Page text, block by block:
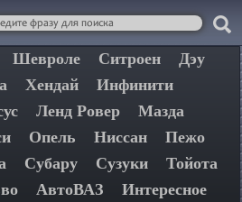
Шевроле Ситроен
Дэу
Хендай
Инфинити
Ленд Ровер
Мазда
Опель Ниссан
Пежо
Субару Сузуки
Тойота
АвтоВАЗ Интересное